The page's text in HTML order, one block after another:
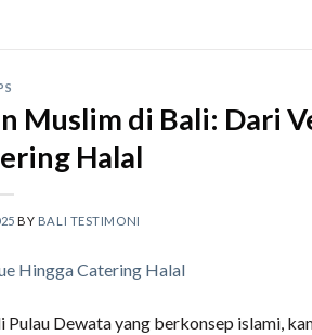
Muslim di Bali: Dari
Halal
BY BALI TESTIMONI
Dewata yang berkonsep islami,